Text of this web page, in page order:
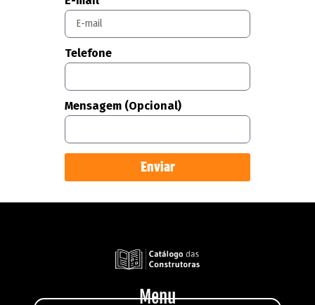
Telefone
Mensagem (Opcional)
Enviar
Menu